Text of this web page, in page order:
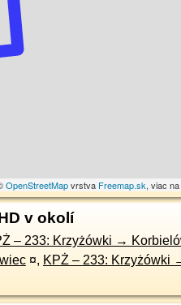
OpenStreetMapvrstva Freemap.sk, viac
v okolí
– 233: Krzyżówki →
¤, KPŻ – 233: